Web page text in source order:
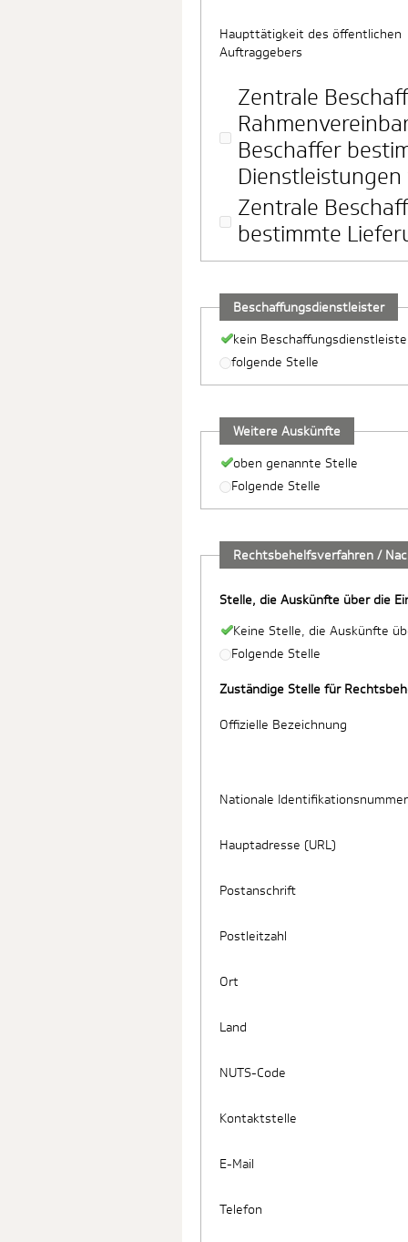
Haupttätigkeit des öffentlichen
Auftraggebers
Zentrale
Beschaffer
Zentrale
bestimmte
Beschaffungsdienstleister
kein
folgende Stelle
Weitere Auskünfte
oben genannte Stelle
Folgende Stelle
Rechtsbehelfsverfahren /
Stelle, die Auskünfte über die
Keine Stelle, die Auskünfte
Folgende Stelle
Zuständige Stelle für
Offizielle Bezeichnung
Nationale Identifikationsnummer
Hauptadresse (URL)
Postanschrift
Postleitzahl
Ort
Land
NUTS-Code
Kontaktstelle
E-Mail
Telefon